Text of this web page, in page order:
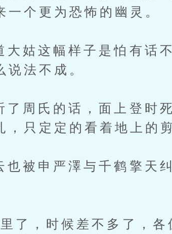
一个更为恐怖的幽灵。
这幅样子是怕有话不
说法不成。
氏的话，面上登时死
，只定定的看着地上的
申严澤与千鹤擎天纠
时候差不多了，各